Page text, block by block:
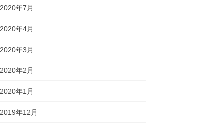
2020年7月
2020年4月
2020年3月
2020年2月
2020年1月
2019年12月